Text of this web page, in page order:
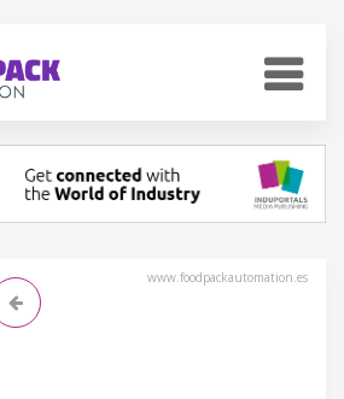
www.foodpackautomation.es